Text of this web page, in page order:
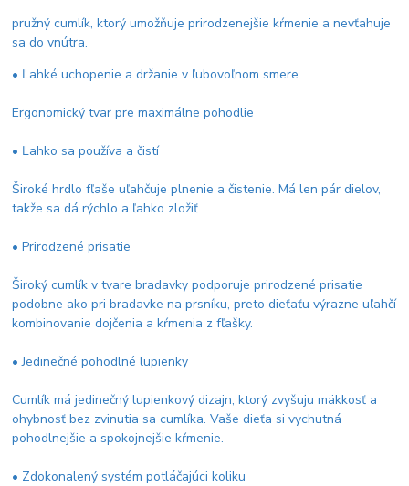
pružný cumlík, ktorý umožňuje prirodzenejšie kŕmenie a nevťahuje
sa do vnútra.
• Ľahké uchopenie a držanie v ľubovoľnom smere
Ergonomický tvar pre maximálne pohodlie
• Ľahko sa používa a čistí
Široké hrdlo fľaše uľahčuje plnenie a čistenie. Má len pár dielov,
takže sa dá rýchlo a ľahko zložiť.
• Prirodzené prisatie
Široký cumlík v tvare bradavky podporuje prirodzené prisatie
podobne ako pri bradavke na prsníku, preto dieťaťu výrazne uľahčí
kombinovanie dojčenia a kŕmenia z fľašky.
• Jedinečné pohodlné lupienky
Cumlík má jedinečný lupienkový dizajn, ktorý zvyšuju mäkkosť a
ohybnosť bez zvinutia sa cumlíka. Vaše dieťa si vychutná
pohodlnejšie a spokojnejšie kŕmenie.
• Zdokonalený systém potláčajúci koliku